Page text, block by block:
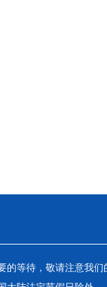
的等待，敬请注意我